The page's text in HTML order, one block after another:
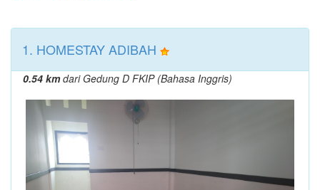
1. HOMESTAY ADIBAH
0.54 kmdari Gedung D FKIP (Bahasa Inggris)